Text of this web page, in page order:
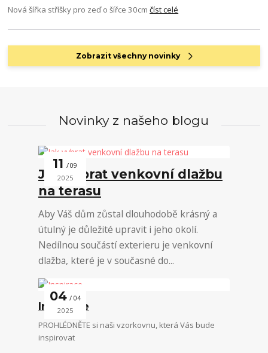
Nová šířka stříšky pro zeď o šířce 30cmčíst celé
Zobrazit všechny novinky
Novinky z našeho blogu
11 09
2025
Jak vybrat venkovní dlažbu
na terasu
Aby Váš dům zůstal dlouhodobě krásný a
útulný je důležité upravit i jeho okolí.
Nedílnou součástí exterieru je venkovní
dlažba, které je v současné do...
04 04
2025
Inspirace
PROHLÉDNĚTE si naši vzorkovnu, která Vás bude
inspirovat